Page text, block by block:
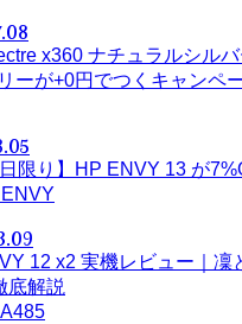
x360 ナチュラルシル
ーが+0円でつくキャンペ
日限り】HP ENVY 13 が
ENVY
12 x2 実機レビュー｜凜
底解説
A485